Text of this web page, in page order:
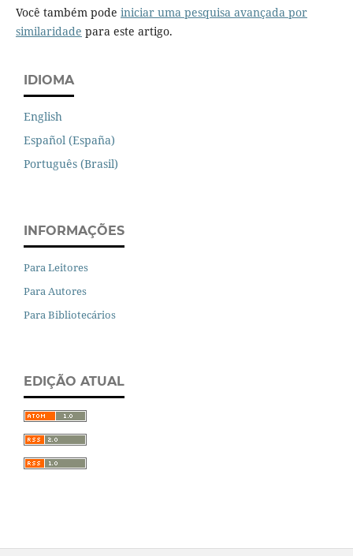
Você também pode iniciar uma pesquisa avançada por
similaridade para este artigo.
IDIOMA
English
Español (España)
Português (Brasil)
INFORMAÇÕES
Para Leitores
Para Autores
Para Bibliotecários
EDIÇÃO ATUAL